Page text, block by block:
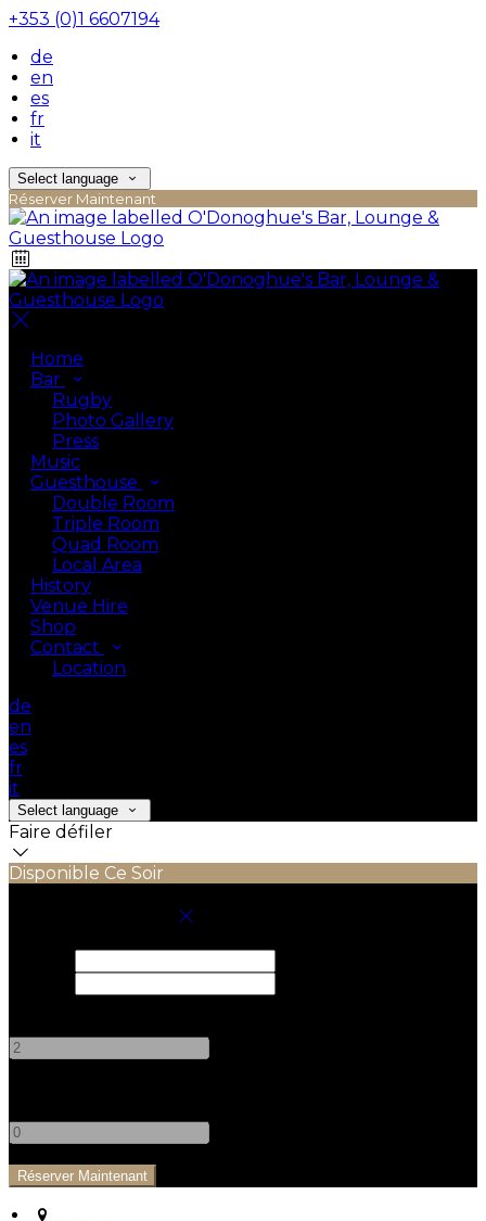
+353 (0)1 6607194
de
en
es
fr
it
Select language
Réserver Maintenant
Home
Bar
Rugby
Photo Gallery
Press
Music
Guesthouse
Double Room
Triple Room
Quad Room
Local Area
History
Venue Hire
Shop
Contact
Location
de
en
es
fr
it
Select language
Faire défiler
Disponible Ce Soir